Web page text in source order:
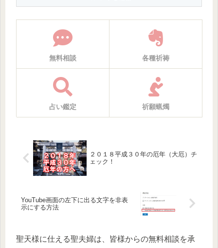
無料相談 各種祈祷
占い鑑定 祈願蝋燭
２０１８平成３０年の厄年（大厄）チ
ェック！
YouTube画面の左下に出る文字を非表
示にする方法
聖天様に仕える聖夫婦は、皆様からの無料相談を承